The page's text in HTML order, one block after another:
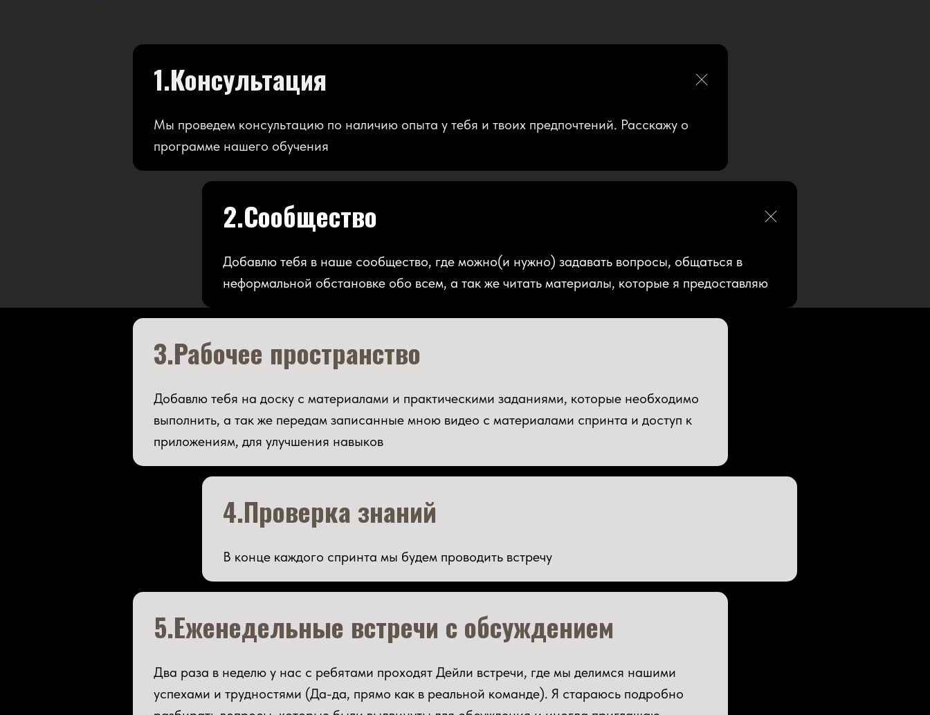
1.Консультация
Мы проведем консультацию по наличию опыта у тебя и твоих предпочтений. Расскажу о
программе нашего обучения
2.Сообщество
Добавлю тебя в наше сообщество, где можно(и нужно) задавать вопросы, общаться в
неформальной обстановке обо всем, а так же читать материалы, которые я предоставляю
3.Рабочее пространство
Добавлю тебя на доску с материалами и практическими заданиями, которые необходимо
выполнить, а так же передам записанные мною видео с материалами спринта и доступ к
приложениям, для улучшения навыков
4.Проверка знаний
В конце каждого спринта мы будем проводить встречу
5.Еженедельные встречи с обсуждением
Два раза в неделю у нас с ребятами проходят Дейли встречи, где мы делимся нашими
успехами и трудностями (Да-да, прямо как в реальной команде). Я стараюсь подробно